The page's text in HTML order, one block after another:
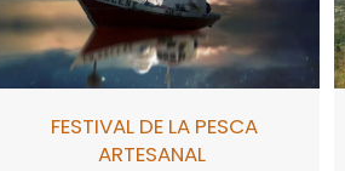
FESTIVAL DE LA PESCA
ARTESANAL